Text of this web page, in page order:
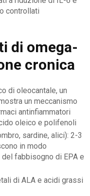
controllati
di omega-
cronica
di oleocantale, un
un meccanismo
antinfiammatori
oleico e polifenoli
sardine, alici): 2-3
in modo
fabbisogno di EPA e
di ALA e acidi grassi